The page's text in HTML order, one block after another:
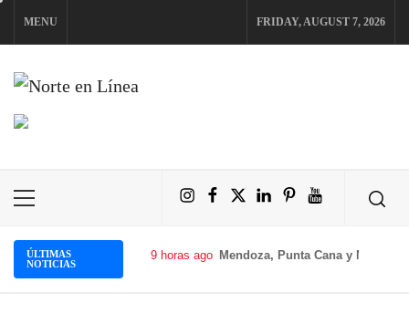
Skip
to
content
MENU FRIDAY, AUGUST 7, 2026
NORTE EN LÍNEA
Primary
InstagramFacebook
X LinkedInPinterestYouTube
ÚLTIMAS
NOTICIAS
9 horas ago Mendoza, Punta Cana y Miami